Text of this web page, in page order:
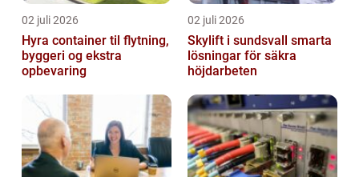
02 juli 2026
Hyra container til flytning,
byggeri og ekstra
opbevaring
02 juli 2026
Skylift i sundsvall smarta
lösningar för säkra
höjdarbeten